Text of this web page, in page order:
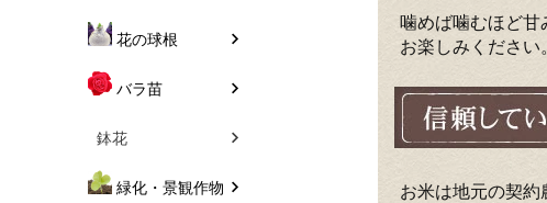
花の球根
バラ苗
鉢花
緑化・景観作物
噛めば噛むほど
お楽しみください
お米は地元の契